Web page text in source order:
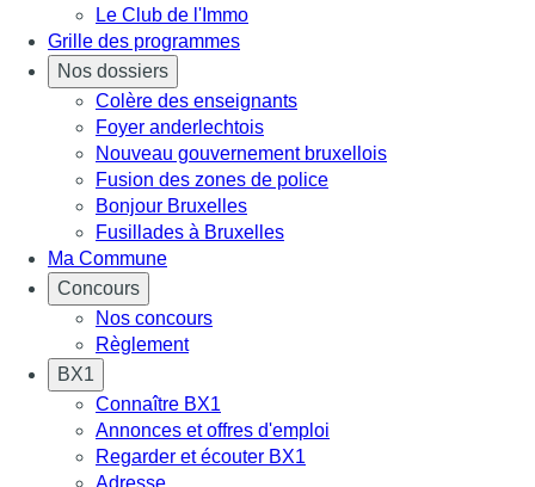
Le Club de l'Immo
Grille des programmes
Nos dossiers
Colère des enseignants
Foyer anderlechtois
Nouveau gouvernement bruxellois
Fusion des zones de police
Bonjour Bruxelles
Fusillades à Bruxelles
Ma Commune
Concours
Nos concours
Règlement
BX1
Connaître BX1
Annonces et offres d'emploi
Regarder et écouter BX1
Adresse